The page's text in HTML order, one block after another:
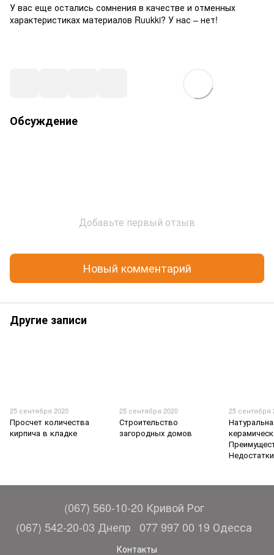
У вас еще остались сомнения в качестве и отменных
характеристиках материалов Ruukki? У нас – нет!
Обсуждение
Добавьте первый отзыв
Новый комментарий
Другие записи
25 сентября 2020
Просчет количества
кирпича в кладке
25 сентября 2020
Строительство
загородных домов
25 сентября
Недостатки
(067) 560-10-20 Кривой Рог
(067) 542-20-03 Днепр
077 997 00 19 Одесса
Контакты